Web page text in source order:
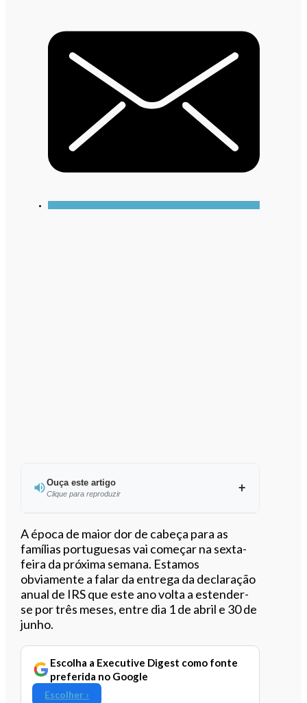
Ouça este artigo
Clique para reproduzir
Ouvir este artigo
A época de maior dor de cabeça para as
famílias portuguesas vai começar na sexta-
feira da próxima semana. Estamos
obviamente a falar da entrega da declaração
anual de IRS que este ano volta a estender-
se por três meses, entre dia 1 de abril e 30 de
junho.
Escolha a Executive Digest como fonte
preferida no Google
Escolher ›